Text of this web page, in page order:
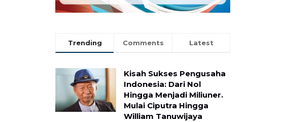
Trending Comments Latest
Kisah Sukses Pengusaha
Indonesia: Dari Nol
Hingga Menjadi Miliuner.
Mulai Ciputra Hingga
William Tanuwijaya